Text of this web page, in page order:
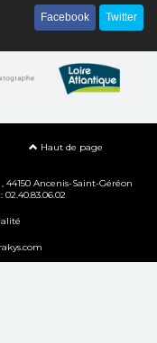
Facebook Twitter
Haut de page
, 44150 Ancenis-Saint-Géréon
02.40.83.06.02